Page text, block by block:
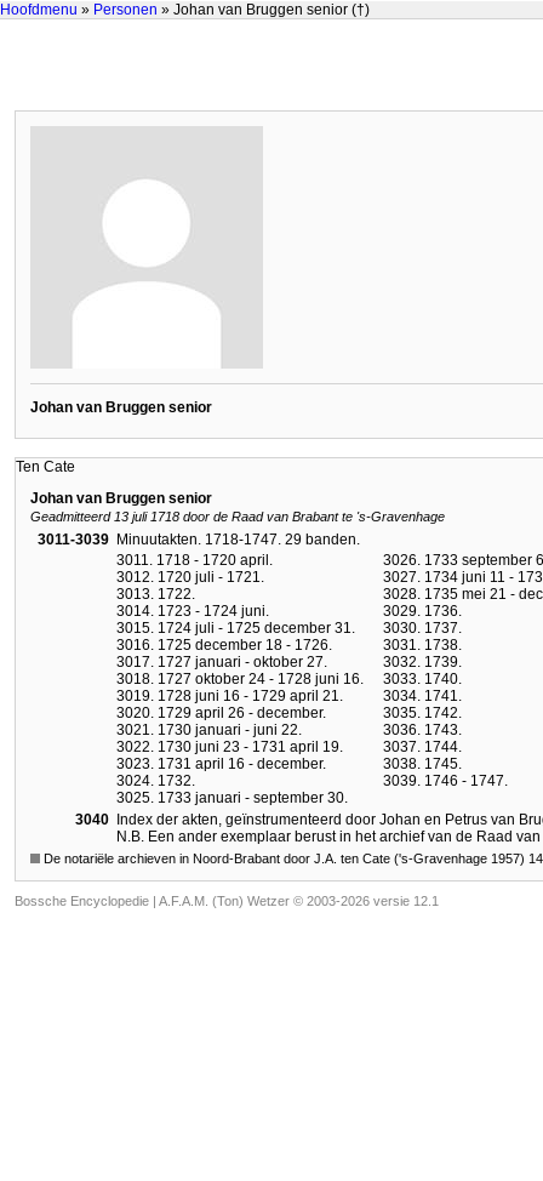
Hoofdmenu » Personen » Johan van Bruggen senior (†)
Johan van Bruggen senior
Ten Cate
Johan van Bruggen senior
Geadmitteerd 13 juli 1718 door de Raad van Brabant te 's-Gravenhage
3011-3039 Minuutakten. 1718-1747. 29 banden.
3011. 1718 - 1720 april.
3012. 1720 juli - 1721.
3013. 1722.
3014. 1723 - 1724 juni.
3015. 1724 juli - 1725 december 31.
3016. 1725 december 18 - 1726.
3017. 1727 januari - oktober 27.
3018. 1727 oktober 24 - 1728 juni 16.
3019. 1728 juni 16 - 1729 april 21.
3020. 1729 april 26 - december.
3021. 1730 januari - juni 22.
3022. 1730 juni 23 - 1731 april 19.
3023. 1731 april 16 - december.
3024. 1732.
3025. 1733 januari - september 30.
3026. 1733 september
3027. 1734 juni 11 -
3028. 1735 mei 21 -
3029. 1736.
3030. 1737.
3031. 1738.
3032. 1739.
3033. 1740.
3034. 1741.
3035. 1742.
3036. 1743.
3037. 1744.
3038. 1745.
3039. 1746 - 1747.
3040 Index der akten, geïnstrumenteerd door Johan en Petrus van
N.B. Een ander exemplaar berust in het archief van de Raad
De notariële archieven in Noord-Brabant door J.A. ten Cate ('s-Gravenhage 1957)
Bossche Encyclopedie | A.F.A.M. (Ton) Wetzer © 2003-2026 versie 12.1